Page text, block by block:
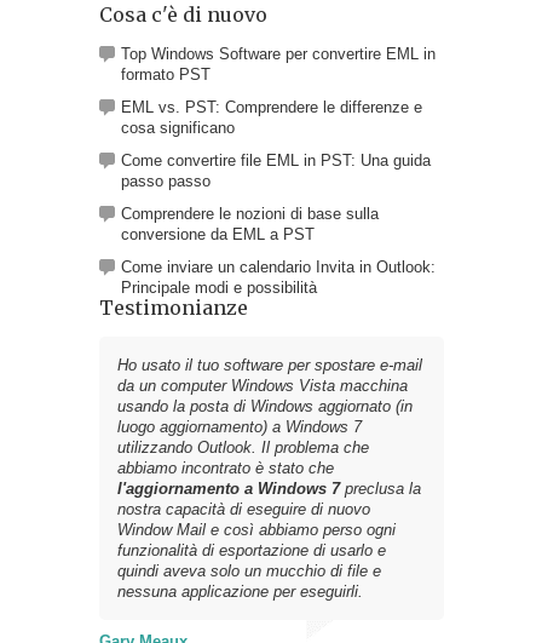
Cosa c'è di nuovo
Top Windows Software per convertire EML in
formato PST
EML vs. PST: Comprendere le differenze e
cosa significano
Come convertire file EML in PST: Una guida
passo passo
Comprendere le nozioni di base sulla
conversione da EML a PST
Come inviare un calendario Invita in Outlook:
Principale modi e possibilità
Testimonianze
Ho usato il tuo software per spostare e-mail
da un computer Windows Vistamacchina
usando la posta di Windows aggiornato (in
luogo aggiornamento) a Windows 7
utilizzando Outlook. Il problema che
abbiamo incontrato è stato che
l'aggiornamento a Windows 7preclusa la
nostra capacità di eseguire di nuovo
Window Mail e così abbiamo perso ogni
funzionalità di esportazione di usarlo e
quindi aveva solo un mucchio di file e
nessuna applicazione per eseguirli.